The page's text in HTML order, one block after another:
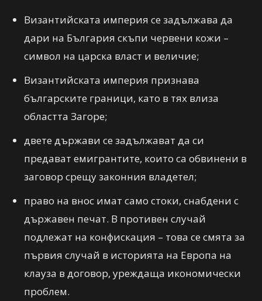
Византийската империя се задължава да
дари на България скъпи червени кожи –
символ на царска власт и величие;
Византийската империя признава
българските граници, като в тях влиза
областта Загоре;
двете държави се задължават да си
предават емигрантите, които са обвинени в
заговор срещу законния владетел;
право на внос имат само стоки, снабдени с
държавен печат. В противен случай
подлежат на конфискация – това се смята за
първия случай в историята на Европа на
клауза в договор, уреждаща икономически
проблем.